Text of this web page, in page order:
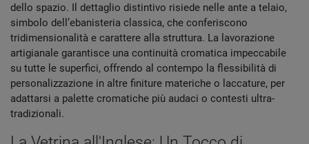
dello spazio. Il dettaglio distintivo risiede nelle ante a telaio,
simbolo dell’ebanisteria classica, che conferiscono
tridimensionalità e carattere alla struttura. La lavorazione
artigianale garantisce una continuità cromatica impeccabile
su tutte le superfici, offrendo al contempo la flessibilità di
personalizzazione in altre finiture materiche o laccature, per
adattarsi a palette cromatiche più audaci o contesti ultra-
tradizionali.